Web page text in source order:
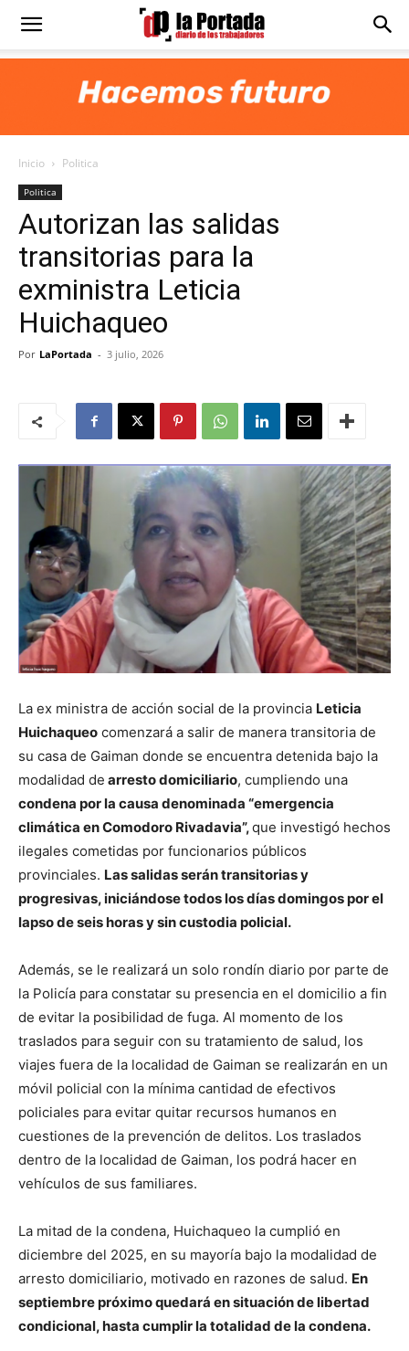
Diario
Portada
Inicio Politica
Politica
Autorizan las salidas
transitorias para la
exministra Leticia
Huichaqueo
Por LaPortada - 3 julio, 2026
La ex ministra de acción social de la provincia Leticia
Huichaqueo comenzará a salir de manera transitoria de
su casa de Gaiman donde se encuentra detenida bajo la
modalidad de arresto domiciliario, cumpliendo una
condena por la causa denominada “emergencia
climática en Comodoro Rivadavia”,que investigó hechos
ilegales cometidas por funcionarios públicos
provinciales. Las salidas serán transitorias y
progresivas, iniciándose todos los días domingos por el
lapso de seis horas y sin custodia policial.
Además, se le realizará un solo rondín diario por parte de
la Policía para constatar su presencia en el domicilio a fin
de evitar la posibilidad de fuga. Al momento de los
traslados para seguir con su tratamiento de salud, los
viajes fuera de la localidad de Gaiman se realizarán en un
móvil policial con la mínima cantidad de efectivos
policiales para evitar quitar recursos humanos en
cuestiones de la prevención de delitos. Los traslados
dentro de la localidad de Gaiman, los podrá hacer en
vehículos de sus familiares.
La mitad de la condena, Huichaqueo la cumplió en
diciembre del 2025, en su mayoría bajo la modalidad de
arresto domiciliario, motivado en razones de salud. En
septiembre próximo quedará en situación de libertad
condicional, hasta cumplir la totalidad de la condena.